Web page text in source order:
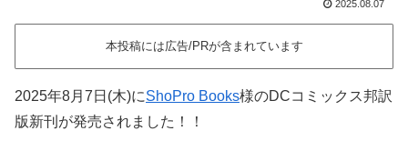
2025.08.07
本投稿には広告/PRが含まれています
2025年8月7日(木)にShoPro Books様のDCコミックス邦訳
版新刊が発売されました！！